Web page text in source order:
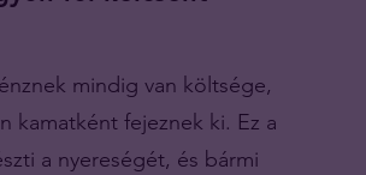
mindig van költsége,
kamatként fejeznek ki. Ez a
a nyereségét, és bármi